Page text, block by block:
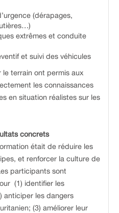
(dérapages,
extrêmes et conduite
et suivi des véhicules
terrain ont permis aux
les connaissances
en situation réalistes sur les
concrets
était de réduire les
et renforcer la culture de
participants sont
(1) identifier les
anticiper les dangers
(3) améliorer leur